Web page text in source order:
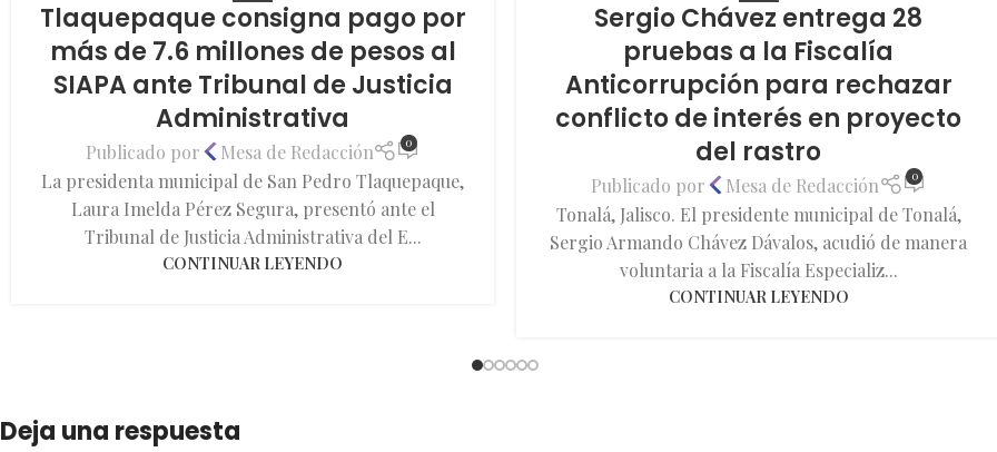
Tlaquepaque consigna pago por
más de 7.6 millones de pesos al
SIAPA ante Tribunal de Justicia
Administrativa
Publicado por Mesa de Redacción 0
La presidenta municipal de San Pedro Tlaquepaque,
Laura Imelda Pérez Segura, presentó ante el
Tribunal de Justicia Administrativa del E...
CONTINUAR LEYENDO
Sergio Chávez entrega 28
pruebas a la Fiscalía
Anticorrupción para rechazar
conflicto de interés en proyecto
del rastro
Publicado por Mesa de Redacción 0
Tonalá, Jalisco. El presidente municipal de Tonalá,
Sergio Armando Chávez Dávalos, acudió de manera
voluntaria a la Fiscalía Especializ...
CONTINUAR LEYENDO
Deja una respuesta